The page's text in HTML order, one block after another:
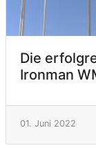
Die
Ironman
01. Juni 2022